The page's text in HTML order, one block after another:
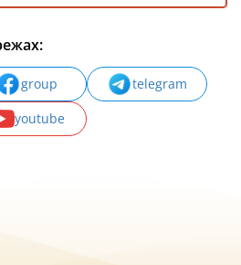
group
telegram
youtube